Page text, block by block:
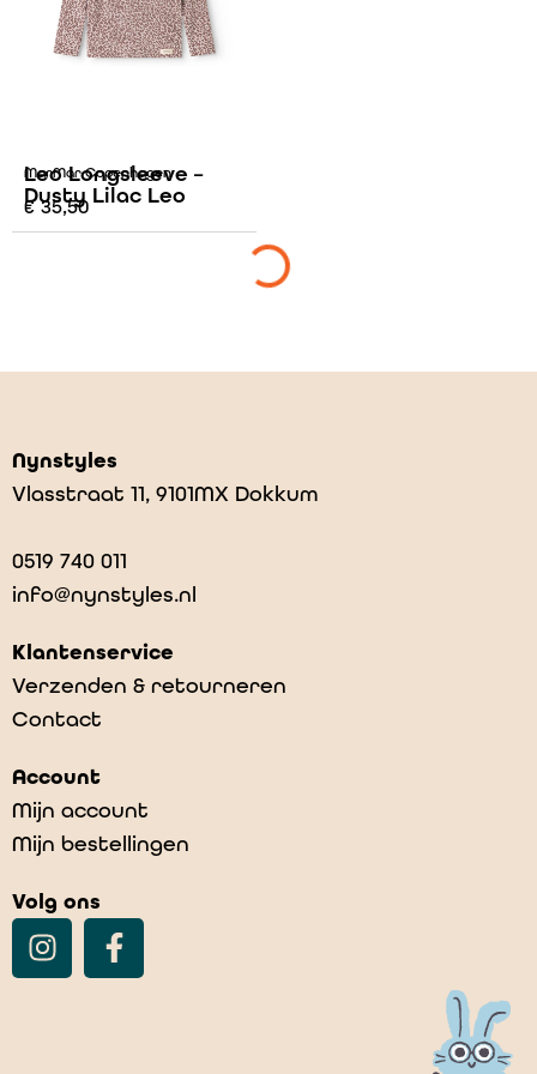
MarMar Copenhagen
Leo Longsleeve –
Dusty Lilac Leo
€35,50
Nynstyles
Vlasstraat 11, 9101MX Dokkum
0519 740 011
info@nynstyles.nl
Klantenservice
Verzenden & retourneren
Contact
Account
Mijn account
Mijn bestellingen
Volg ons